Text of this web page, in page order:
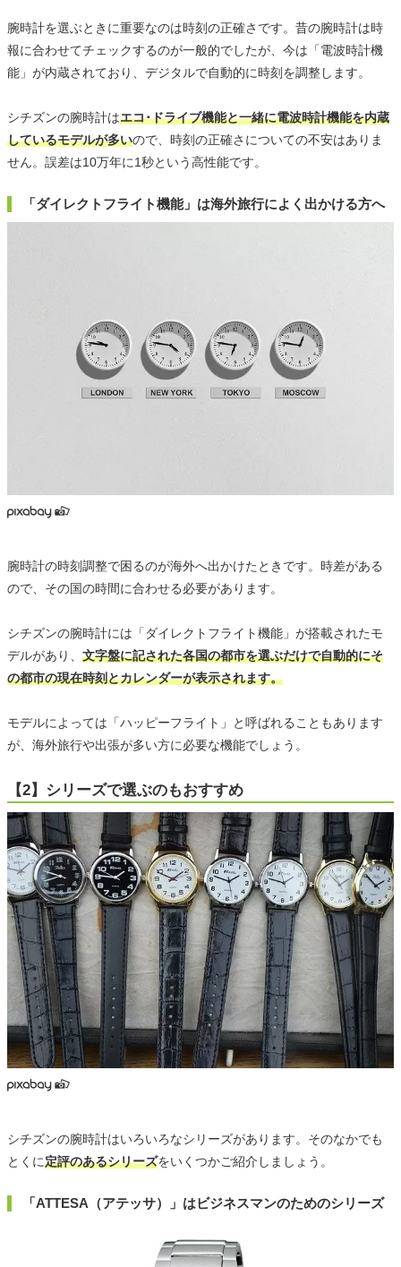
腕時計を選ぶときに重要なのは時刻の正確さです。昔の腕時計は時
報に合わせてチェックするのが一般的でしたが、今は「電波時計機
能」が内蔵されており、デジタルで自動的に時刻を調整します。
シチズンの腕時計はエコ･ドライブ機能と一緒に電波時計機能を内蔵
しているモデルが多いので、時刻の正確さについての不安はありま
せん。誤差は10万年に1秒という高性能です。
「ダイレクトフライト機能」は海外旅行によく出かける方へ
腕時計の時刻調整で困るのが海外へ出かけたときです。時差がある
ので、その国の時間に合わせる必要があります。
シチズンの腕時計には「ダイレクトフライト機能」が搭載されたモ
デルがあり、 文字盤に記された各国の都市を選ぶだけで自動的にそ
の都市の現在時刻とカレンダーが表示されます。
モデルによっては「ハッピーフライト」と呼ばれることもあります
が、海外旅行や出張が多い方に必要な機能でしょう。
【2】シリーズで選ぶのもおすすめ
シチズンの腕時計はいろいろなシリーズがあります。そのなかでも
とくに定評のあるシリーズをいくつかご紹介しましょう。
「ATTESA（アテッサ）」はビジネスマンのためのシリーズ